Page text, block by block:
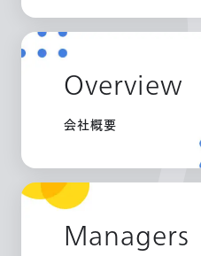
Overview
会社概要
Managers